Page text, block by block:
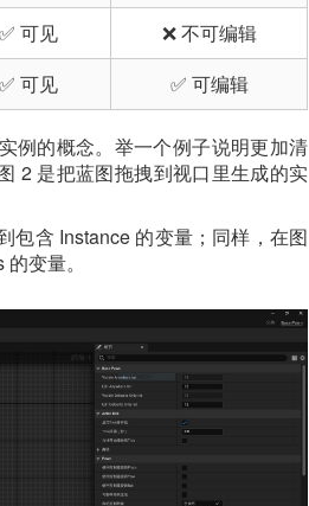
✅ 可见
❌ 不可编辑
✅ 可见 ✅ 可编辑
例的概念。举一个例子说明更加清
2 是把蓝图拖拽到视口里生成的实
包含 Instance 的变量；同样，在图
变量。